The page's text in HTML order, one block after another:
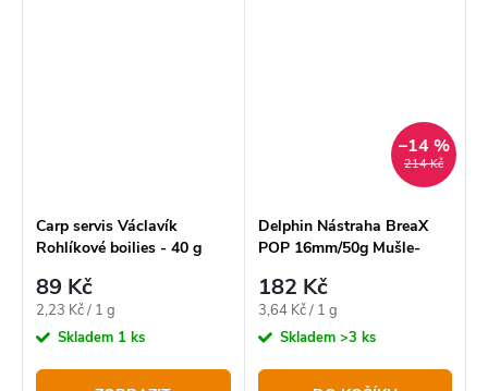
Carp servis Václavík
Rohlíkové boilies - 40 g
89 Kč
Měrná
cena:
2,23 Kč / 1 g
Skladem 1 ks
214 Kč
–14 %
Delphin Nástraha BreaX
POP 16mm/50g Mušle-
182 Kč
Měrná
cena:
3,64 Kč / 1 g
Skladem >3 ks